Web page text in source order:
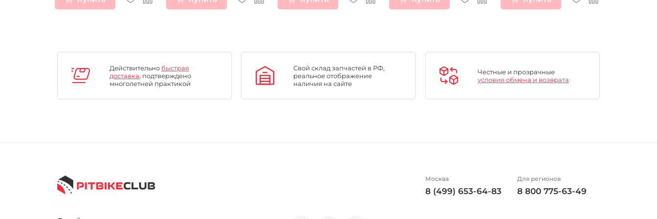
Действительно быстрая
доставка, подтверждено
многолетней практикой
Свой склад запчастей в РФ,
реальное отображение
наличия на сайте
Честные и прозрачные
условия обмена и возврата
Москва
8 (499) 653-64-83
Для регионов
8 800 775-63-49